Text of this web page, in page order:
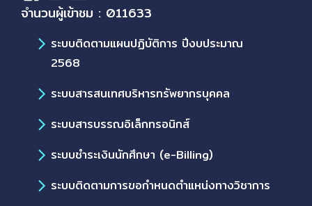
จำนวนผู้เข้าชม : 011633
ระบบติดตามแผนปฏิบัติการ ปีงบประมาณ
2568
ระบบสารสนเทศบริหารทรัพยากรบุคคล
ระบบสารบรรณอิเล็กทรอนิกส์
ระบบชำระเงินนักศึกษา (e-Billing)
ระบบติดตามการขอกำหนดตำแหน่งทางวิชาการ